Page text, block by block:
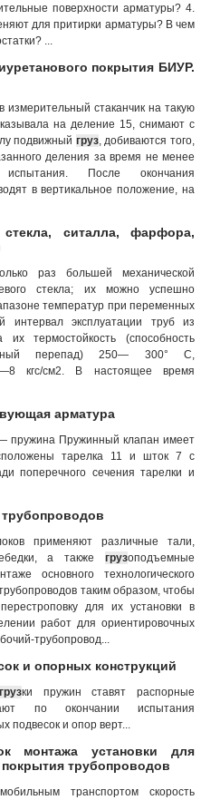
поверхности арматуры? 4.
для притирки арматуры? В чем
...
покрытия БИУР.
стаканчик на такую
на деление 15, снимают с
подвижный груз, добиваются того,
деления за время не менее
После окончания
в вертикальное положение, на
ситалла, фарфора,
раз большей механической
стекла; их можно успешно
температур при переменных
интервал эксплуатации труб из
термостойкость (способность
перепад) 250— 300° С,
кгс/см2. В настоящее время
арматура
пружина Пружинный клапан имеет
тарелка 11 и шток 7 с
поперечного сечения тарелки и
применяют различные тали,
а также грузоподъемные
основного технологического
таким образом, чтобы
для их установки в
работ для ориентировочных
трубопровод...
и опорных конструкций
грузки пружин ставят распорные
по окончании испытания
и опор верт...
монтажа установки для
покрытия трубопроводов
транспортом скорость